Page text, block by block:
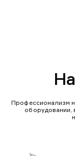
Профессионализм
оборудовании,